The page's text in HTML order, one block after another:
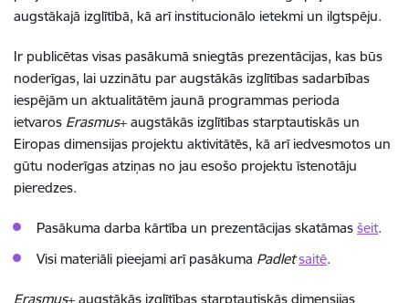
augstākajā izglītībā, kā arī institucionālo ietekmi un ilgtspēju.
Ir publicētas visas pasākumā sniegtās prezentācijas, kas būs
noderīgas, lai uzzinātu par augstākās izglītības sadarbības
iespējām un aktualitātēm jaunā programmas perioda
ietvaros Erasmus+ augstākās izglītības starptautiskās un
Eiropas dimensijas projektu aktivitātēs, kā arī iedvesmotos un
gūtu noderīgas atziņas no jau esošo projektu īstenotāju
pieredzes.
Pasākuma darba kārtība un prezentācijas skatāmas šeit.
Visi materiāli pieejami arī pasākuma Padlet saitē.
Erasmus+ augstākās izglītības starptautiskās dimensijas